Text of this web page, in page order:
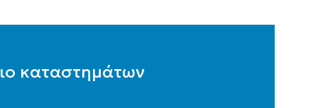
καταστημάτων